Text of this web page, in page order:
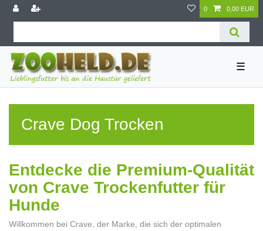
0 0,00 EUR
☰
Crave Dog Trocken
Entdecke die Premium-Qualität
von Crave Trockenfutter für
Hunde
Willkommen bei Crave, der Marke, die sich der optimalen